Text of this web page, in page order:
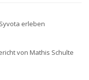
erleben
von Mathis Schulte